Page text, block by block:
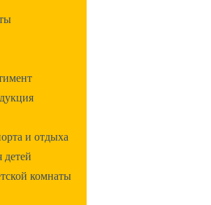
и отдыха
детей
комнаты